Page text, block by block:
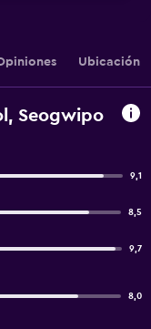
Ubicación
Seogwipo
9,1
8,5
9,7
8,0